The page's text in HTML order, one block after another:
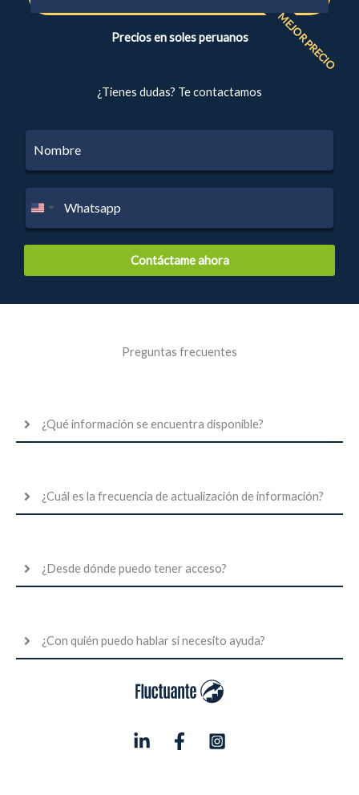
MEJOR PRECIO
Precios en soles peruanos
¿Tienes dudas? Te contactamos
N
m
b
*
T
l
é
o
o
Contáctame ahora
Preguntas frecuentes
¿Qué información se encuentra disponible?
¿Cuál es la frecuencia de actualización de información?
¿Desde dónde puedo tener acceso?
¿Con quién puedo hablar si necesito ayuda?